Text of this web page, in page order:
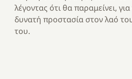
λέγοντας ότι θα παραμείνει,
δυνατή προστασία στον λαό
του.